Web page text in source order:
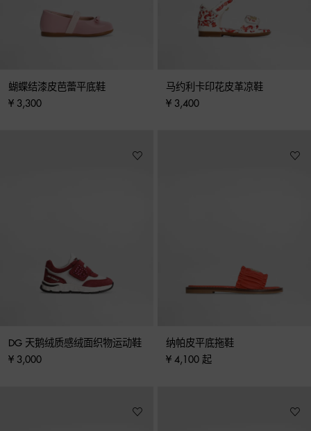
蝴蝶结漆皮芭蕾平底鞋
¥ 3,300
马约利卡印花皮革凉鞋
¥ 3,400
DG 天鹅绒质感绒面织物运动鞋
¥ 3,000
纳帕皮平底拖鞋
¥ 4,100 起